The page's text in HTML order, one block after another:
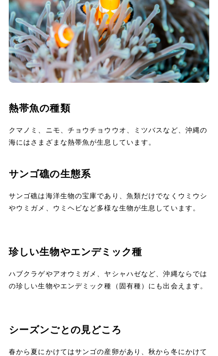
熱帯魚の種類
クマノミ、ニモ、チョウチョウウオ、ミツバスなど、沖縄の
海にはさまざまな熱帯魚が生息しています。
サンゴ礁の生態系
サンゴ礁は海洋生物の宝庫であり、魚類だけでなくウミウシ
やウミガメ、ウミヘビなど多様な生物が生息しています。
珍しい生物やエンデミック種
ハブクラゲやアオウミガメ、ヤシャハゼなど、沖縄ならでは
の珍しい生物やエンデミック種（固有種）にも出会えます。
シーズンごとの見どころ
春から夏にかけてはサンゴの産卵があり、秋から冬にかけて